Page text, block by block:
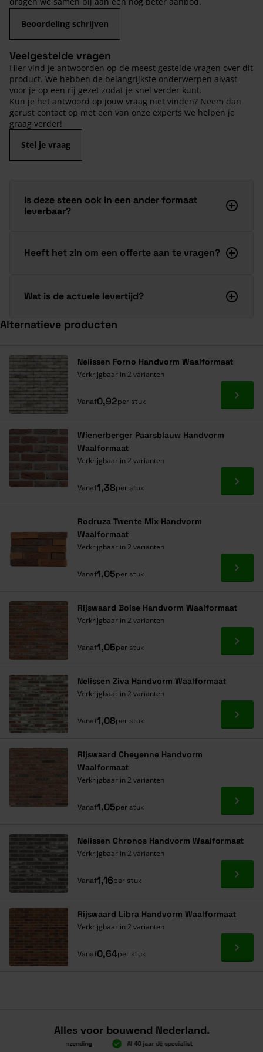
Beoordeling schrijven
Veelgestelde vragen
Hier vind je antwoorden op de meest gestelde vragen over dit
product. We hebben de belangrijkste onderwerpen alvast
voor je op een rij gezet zodat je snel verder kunt.
Kun je het antwoord op jouw vraag niet vinden? Neem dan
gerust contact op met een van onze experts we helpen je
graag verder!
Stel je vraag
Is deze steen ook in een ander formaat
leverbaar?
Heeft het zin om een offerte aan te vragen?
Wat is de actuele levertijd?
Alternatieve producten
Nelissen Forno Handvorm Waalformaat
Verkrijgbaar in 2 varianten
Vanaf0,92per stuk Ga
Wienerberger Paarsblauw Handvorm
Waalformaat
Verkrijgbaar in 2 varianten
Vanaf1,38per stuk Ga
Rodruza Twente Mix Handvorm
Waalformaat
Verkrijgbaar in 2 varianten
Vanaf1,05per stuk Ga
Rijswaard Boise Handvorm Waalformaat
Verkrijgbaar in 2 varianten
Vanaf1,05per stuk Ga
Nelissen Ziva Handvorm Waalformaat
Verkrijgbaar in 2 varianten
Vanaf1,08per stuk Ga
Rijswaard Cheyenne Handvorm
Waalformaat
Verkrijgbaar in 2 varianten
Vanaf1,05per stuk Ga
Nelissen Chronos Handvorm Waalformaat
Verkrijgbaar in 2 varianten
Vanaf1,16per stuk Ga
Rijswaard Libra Handvorm Waalformaat
Verkrijgbaar in 2 varianten
Vanaf0,64per stuk Ga
Alles voor bouwend Nederland.
2.000 gratis verzending Al 40 jaar dé specialist